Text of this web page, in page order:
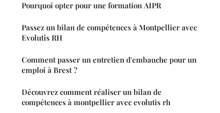
Pourquoi opter pour une formation AIPR
Passez un bilan de compétences à Montpellier avec
Evolutis RH
Comment passer un entretien d'embauche pour un
emploi à Brest ?
Découvrez comment réaliser un bilan de
compétences à montpellier avec evolutis rh